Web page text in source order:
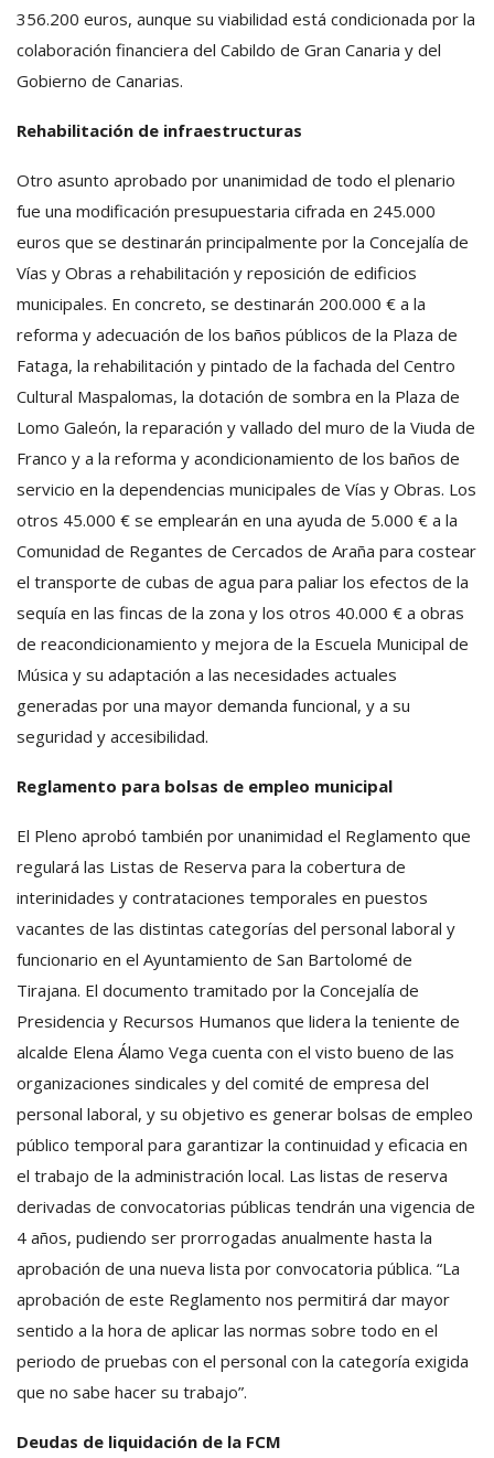
356.200 euros, aunque su viabilidad está condicionada por la
colaboración financiera del Cabildo de Gran Canaria y del
Gobierno de Canarias.
Rehabilitación de infraestructuras
Otro asunto aprobado por unanimidad de todo el plenario
fue una modificación presupuestaria cifrada en 245.000
euros que se destinarán principalmente por la Concejalía de
Vías y Obras a rehabilitación y reposición de edificios
municipales. En concreto, se destinarán 200.000 € a la
reforma y adecuación de los baños públicos de la Plaza de
Fataga, la rehabilitación y pintado de la fachada del Centro
Cultural Maspalomas, la dotación de sombra en la Plaza de
Lomo Galeón, la reparación y vallado del muro de la Viuda de
Franco y a la reforma y acondicionamiento de los baños de
servicio en la dependencias municipales de Vías y Obras. Los
otros 45.000 € se emplearán en una ayuda de 5.000 € a la
Comunidad de Regantes de Cercados de Araña para costear
el transporte de cubas de agua para paliar los efectos de la
sequía en las fincas de la zona y los otros 40.000 € a obras
de reacondicionamiento y mejora de la Escuela Municipal de
Música y su adaptación a las necesidades actuales
generadas por una mayor demanda funcional, y a su
seguridad y accesibilidad.
Reglamento para bolsas de empleo municipal
El Pleno aprobó también por unanimidad el Reglamento que
regulará las Listas de Reserva para la cobertura de
interinidades y contrataciones temporales en puestos
vacantes de las distintas categorías del personal laboral y
funcionario en el Ayuntamiento de San Bartolomé de
Tirajana. El documento tramitado por la Concejalía de
Presidencia y Recursos Humanos que lidera la teniente de
alcalde Elena Álamo Vega cuenta con el visto bueno de las
organizaciones sindicales y del comité de empresa del
personal laboral, y su objetivo es generar bolsas de empleo
público temporal para garantizar la continuidad y eficacia en
el trabajo de la administración local. Las listas de reserva
derivadas de convocatorias públicas tendrán una vigencia de
4 años, pudiendo ser prorrogadas anualmente hasta la
aprobación de una nueva lista por convocatoria pública. “La
aprobación de este Reglamento nos permitirá dar mayor
sentido a la hora de aplicar las normas sobre todo en el
periodo de pruebas con el personal con la categoría exigida
que no sabe hacer su trabajo”.
Deudas de liquidación de la FCM